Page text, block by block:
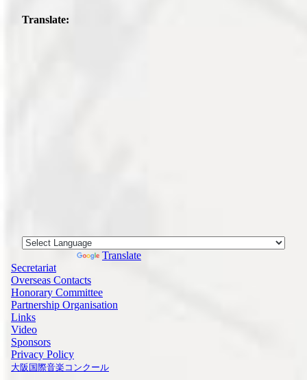
Translate:
Translate
Secretariat
Overseas Contacts
Honorary Committee
Partnership Organisation
Links
Video
Sponsors
Privacy Policy
大阪国際音楽コンクール